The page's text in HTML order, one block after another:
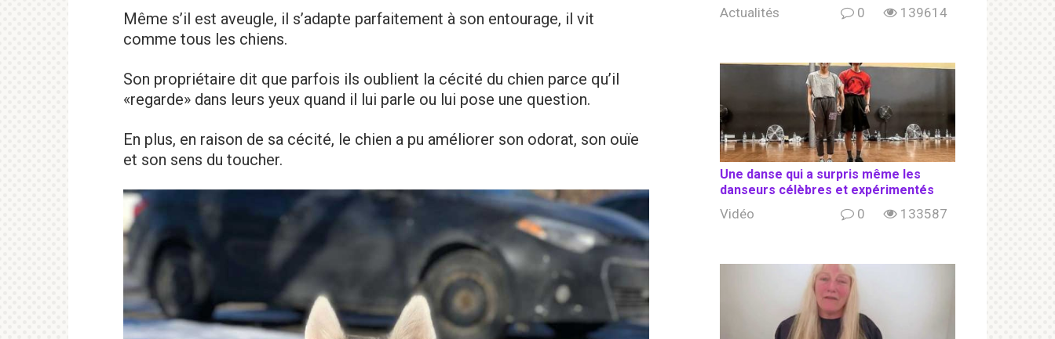
Même s’il est aveugle, il s’adapte parfaitement à son entourage, il vit
comme tous les chiens.
Son propriétaire dit que parfois ils oublient la cécité du chien parce qu’il
«regarde» dans leurs yeux quand il lui parle ou lui pose une question.
En plus, en raison de sa cécité, le chien a pu améliorer son odorat, son ouïe
et son sens du toucher.
Actualités 0 139614
Une danse qui a surpris même les
danseurs célèbres et expérimentés
Vidéo 0 133587